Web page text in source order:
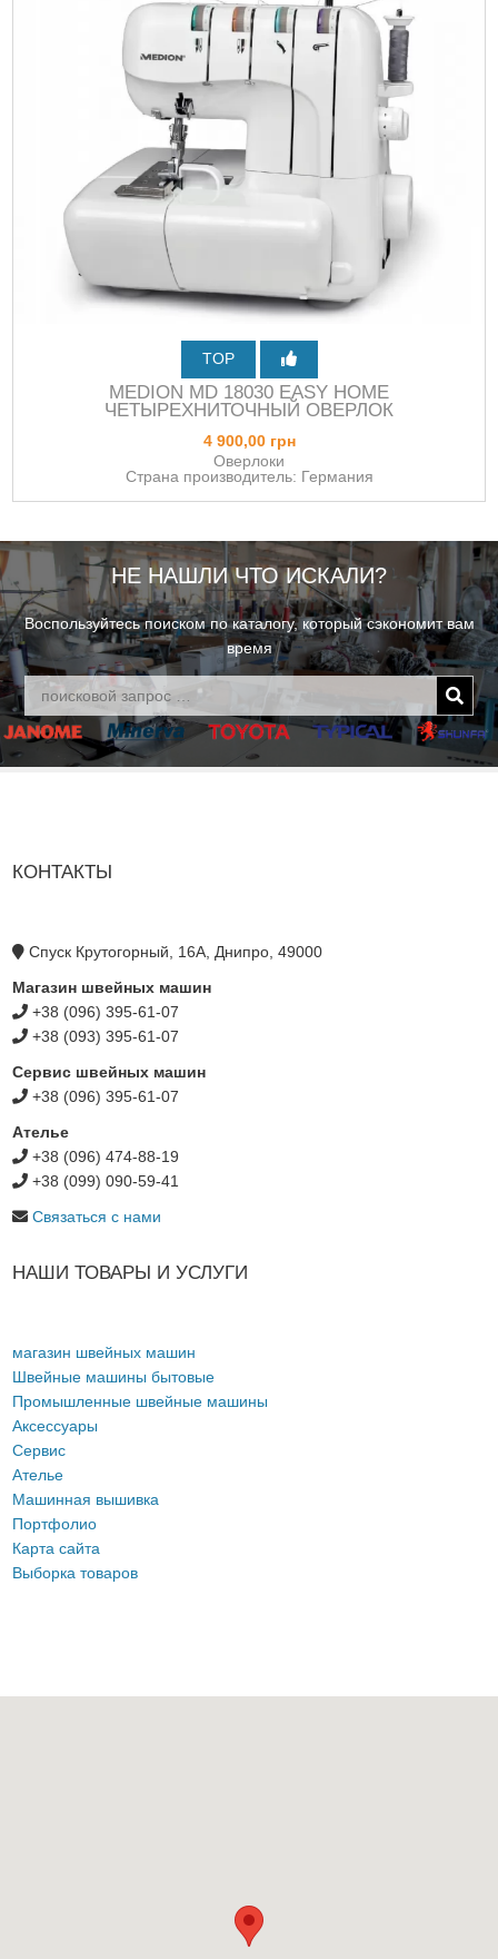
TOP
MEDION MD 18030 EASY HOME
ЧЕТЫРЕХНИТОЧНЫЙ ОВЕРЛОК
4 900,00 грн
Оверлоки
Страна производитель: Германия
НЕ НАШЛИ ЧТО ИСКАЛИ?
Воспользуйтесь поиском по каталогу, который сэкономит вам
время
КОНТАКТЫ
Спуск Крутогорный, 16А, Днипро, 49000
Магазин швейных машин
+38 (096) 395-61-07
+38 (093) 395-61-07
Сервис швейных машин
+38 (096) 395-61-07
Ателье
+38 (096) 474-88-19
+38 (099) 090-59-41
Связаться с нами
НАШИ ТОВАРЫ И УСЛУГИ
магазин швейных машин
Швейные машины бытовые
Промышленные швейные машины
Аксессуары
Сервис
Ателье
Машинная вышивка
Портфолио
Карта сайта
Выборка товаров